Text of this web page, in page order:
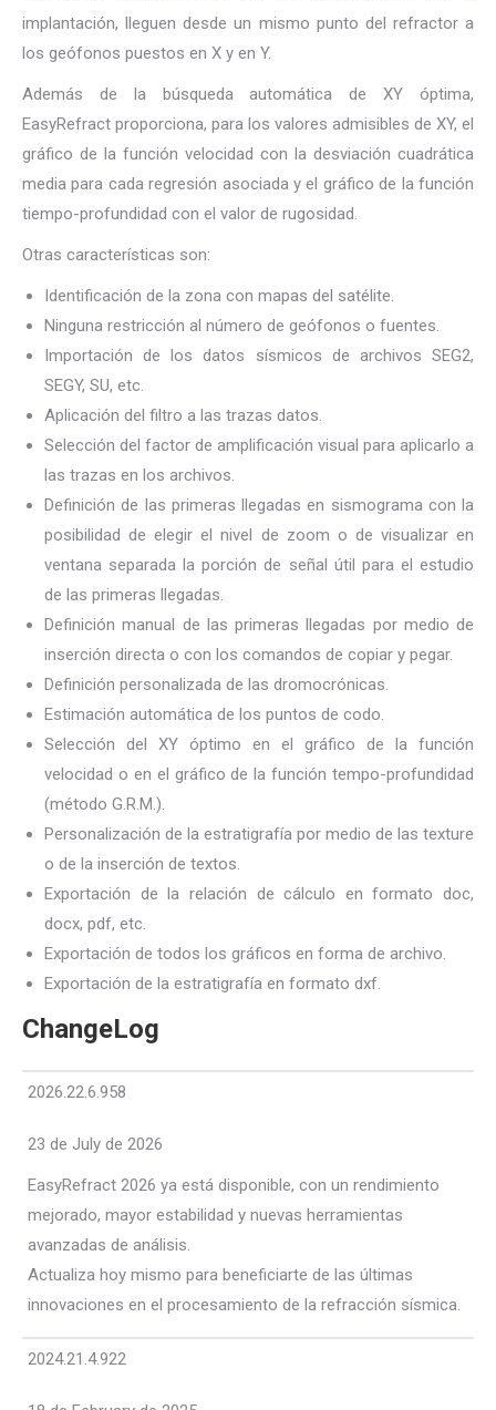
implantación, lleguen desde un mismo punto del refractor a
los geófonos puestos en X y en Y.
Además de la búsqueda automática de XY óptima,
EasyRefract proporciona, para los valores admisibles de XY, el
gráfico de la función velocidad con la desviación cuadrática
media para cada regresión asociada y el gráfico de la función
tiempo-profundidad con el valor de rugosidad.
Otras características son:
Identificación de la zona con mapas del satélite.
Ninguna restricción al número de geófonos o fuentes.
Importación de los datos sísmicos de archivos SEG2,
SEGY, SU, etc.
Aplicación del filtro a las trazas datos.
Selección del factor de amplificación visual para aplicarlo a
las trazas en los archivos.
Definición de las primeras llegadas en sismograma con la
posibilidad de elegir el nivel de zoom o de visualizar en
ventana separada la porción de señal útil para el estudio
de las primeras llegadas.
Definición manual de las primeras llegadas por medio de
inserción directa o con los comandos de copiar y pegar.
Definición personalizada de las dromocrónicas.
Estimación automática de los puntos de codo.
Selección del XY óptimo en el gráfico de la función
velocidad o en el gráfico de la función tempo-profundidad
(método G.R.M.).
Personalización de la estratigrafía por medio de las texture
o de la inserción de textos.
Exportación de la relación de cálculo en formato doc,
docx, pdf, etc.
Exportación de todos los gráficos en forma de archivo.
Exportación de la estratigrafía en formato dxf.
ChangeLog
2026.22.6.958
23 de July de 2026
EasyRefract 2026 ya está disponible, con un rendimiento
mejorado, mayor estabilidad y nuevas herramientas
avanzadas de análisis.
Actualiza hoy mismo para beneficiarte de las últimas
innovaciones en el procesamiento de la refracción sísmica.
2024.21.4.922